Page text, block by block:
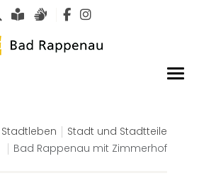
Suche
Leichte Sprache
Gebärdensprachen
Stadtleben
Stadt und Stadtteile
Bad Rappenau mit Zimmerhof